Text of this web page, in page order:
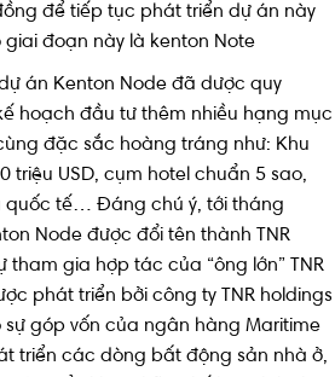
để tiếp tục phát triển dự án này
giai đoạn này là kenton Note
án Kenton Node đã dược quy
hoạch đầu tư thêm nhiều hạng mục
đặc sắc hoàng tráng như: Khu
triệu USD, cụm hotel chuẩn 5 sao,
quốc tế… Đáng chú ý, tới tháng
Node được đổi tên thành TNR
tham gia hợp tác của “ông lớn” TNR
phát triển bởi công ty TNR holdings
sự góp vốn của ngân hàng Maritime
triển các dòng bất động sản nhà ở,